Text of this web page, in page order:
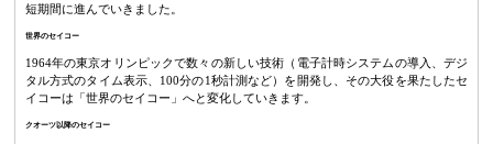
短期間に進んでいきました。
世界のセイコー
1964年の東京オリンピックで数々の新しい技術（電子計時システムの導入、デジ
タル方式のタイム表示、100分の1秒計測など）を開発し、その大役を果たしたセ
イコーは「世界のセイコー」へと変化していきます。
クオーツ以降のセイコー